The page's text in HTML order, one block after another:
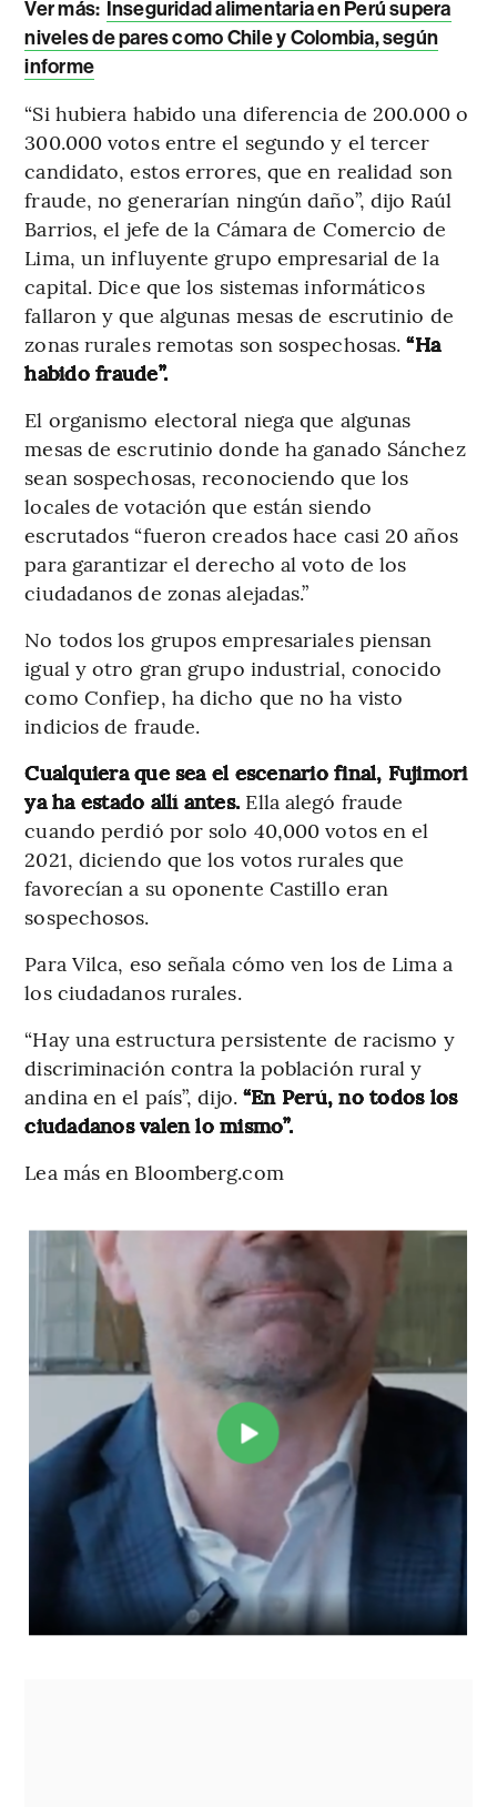
Ver más: Inseguridad alimentaria en Perú supera
niveles de pares como Chile y Colombia, según
informe
“Si hubiera habido una diferencia de 200.000 o
300.000 votos entre el segundo y el tercer
candidato, estos errores, que en realidad son
fraude, no generarían ningún daño”, dijo Raúl
Barrios, el jefe de la Cámara de Comercio de
Lima, un influyente grupo empresarial de la
capital. Dice que los sistemas informáticos
fallaron y que algunas mesas de escrutinio de
zonas rurales remotas son sospechosas.“Ha
habido fraude”.
El organismo electoral niega que algunas
mesas de escrutinio donde ha ganado Sánchez
sean sospechosas, reconociendo que los
locales de votación que están siendo
escrutados “fueron creados hace casi 20 años
para garantizar el derecho al voto de los
ciudadanos de zonas alejadas.”
No todos los grupos empresariales piensan
igual y otro gran grupo industrial, conocido
como Confiep, ha dicho que no ha visto
indicios de fraude.
Cualquiera que sea el escenario final, Fujimori
ya ha estado allí antes. Ella alegó fraude
cuando perdió por solo 40,000 votos en el
2021, diciendo que los votos rurales que
favorecían a su oponente Castillo eran
sospechosos.
Para Vilca, eso señala cómo ven los de Lima a
los ciudadanos rurales.
“Hay una estructura persistente de racismo y
discriminación contra la población rural y
andina en el país”, dijo. “En Perú, no todos los
ciudadanos valen lo mismo”.
Lea más en Bloomberg.com